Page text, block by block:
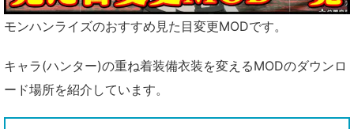
モンハンライズのおすすめ見た目変更MODです。
キャラ(ハンター)の重ね着装備衣装を変えるMODのダウンロ
ード場所を紹介しています。